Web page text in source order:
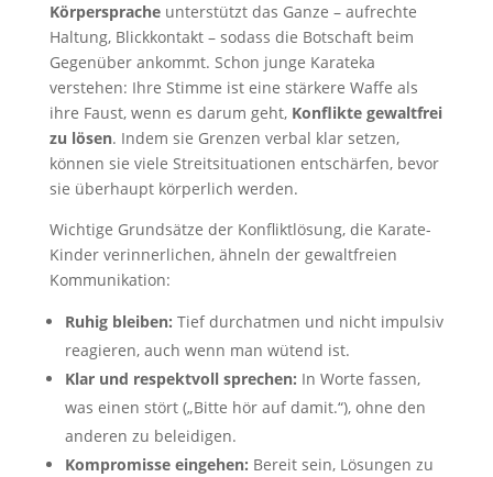
Körperspracheunterstützt das Ganze – aufrechte
Haltung, Blickkontakt – sodass die Botschaft beim
Gegenüber ankommt. Schon junge Karateka
verstehen: Ihre Stimme ist eine stärkere Waffe als
ihre Faust, wenn es darum geht, Konflikte gewaltfrei
zu lösen. Indem sie Grenzen verbal klar setzen,
können sie viele Streitsituationen entschärfen, bevor
sie überhaupt körperlich werden.
Wichtige Grundsätze der Konfliktlösung, die Karate-
Kinder verinnerlichen, ähneln der gewaltfreien
Kommunikation:
Ruhig bleiben: Tief durchatmen und nicht impulsiv
reagieren, auch wenn man wütend ist.
Klar und respektvoll sprechen: In Worte fassen,
was einen stört („Bitte hör auf damit.“), ohne den
anderen zu beleidigen.
Kompromisse eingehen: Bereit sein, Lösungen zu